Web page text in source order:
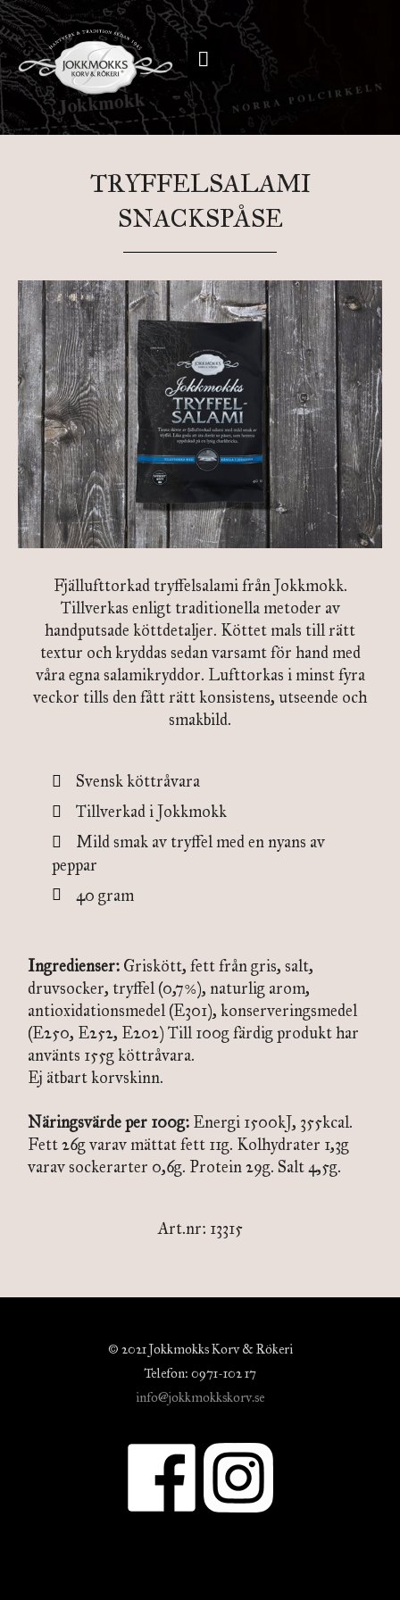
TRYFFELSALAMI
SNACKSPÅSE
Fjällufttorkad tryffelsalami från Jokkmokk.
Tillverkas enligt traditionella metoder av
handputsade köttdetaljer. Köttet mals till rätt
textur och kryddas sedan varsamt för hand med
våra egna salamikryddor. Lufttorkas i minst fyra
veckor tills den fått rätt konsistens, utseende och
smakbild.
Svensk köttråvara
Tillverkad i Jokkmokk
Mild smak av tryffel med en nyans av
peppar
40 gram
Ingredienser: Griskött, fett från gris, salt,
druvsocker, tryffel (0,7%), naturlig arom,
antioxidationsmedel (E301), konserveringsmedel
(E250, E252, E202) Till 100g färdig produkt har
använts 155g köttråvara.
Ej ätbart korvskinn.
Näringsvärde per 100g: Energi 1500kJ, 355kcal.
Fett 26g varav mättat fett 11g. Kolhydrater 1,3g
varav sockerarter 0,6g. Protein 29g. Salt 4,5g.
Art.nr: 13315
© 2021 Jokkmokks Korv & Rökeri
Telefon: 0971-102 17
info@jokkmokkskorv.se